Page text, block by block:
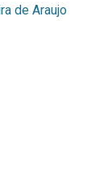
de Araujo